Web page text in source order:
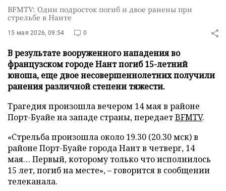
BFMTV: Один подросток погиб и двое ранены при
стрельбе в Нанте
15 мая 2026, 09:54 0
В результате вооруженного нападения во
французском городе Нант погиб 15-летний
юноша, еще двое несовершеннолетних получили
ранения различной степени тяжести.
Трагедия произошла вечером 14 мая в районе
Порт-Буайе на западе страны, передаетBFMTV.
«Стрельба произошла около 19.30 (20.30 мск) в
районе Порт-Буайе города Нант в четверг, 14
мая… Первый, которому только что исполнилось
15 лет, погиб на месте», – говорится в сообщении
телеканала.